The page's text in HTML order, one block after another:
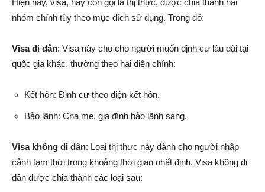
Hiện nay, visa, hay còn gọi là thj thực, được chia thành hai
nhóm chính tùy theo mục đích sử dụng. Trong đó:
Visa di dân: Visa này cho cho người muốn định cư lâu dài tại
quốc gia khác, thường theo hai diện chính:
Kết hôn: Đinh cư theo diện kết hôn.
Bảo lãnh: Cha mẹ, gia đình bảo lãnh sang.
Visa không di dân: Loại thị thực này dành cho người nhập
cảnh tạm thời trong khoảng thời gian nhất định. Visa không di
dân được chia thành các loại sau: